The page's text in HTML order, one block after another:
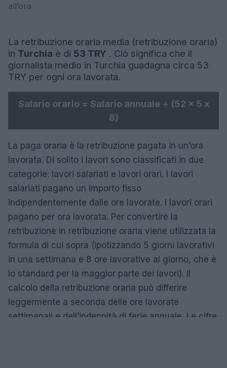
all’ora
La retribuzione oraria media (retribuzione oraria)
in Turchia è di 53 TRY . Ciò significa che il
giornalista medio in Turchia guadagna circa 53
TRY per ogni ora lavorata.
Salario orario = Salario annuale ÷ (52 x 5 x
8)
La paga oraria è la retribuzione pagata in un’ora
lavorata. Di solito i lavori sono classificati in due
categorie: lavori salariati e lavori orari. I lavori
salariati pagano un importo fisso
indipendentemente dalle ore lavorate. I lavori orari
pagano per ora lavorata. Per convertire la
retribuzione in retribuzione oraria viene utilizzata la
formula di cui sopra (ipotizzando 5 giorni lavorativi
in ​​una settimana e 8 ore lavorative al giorno, che è
lo standard per la maggior parte dei lavori). Il
calcolo della retribuzione oraria può differire
leggermente a seconda delle ore lavorate
settimanali e dell’indennità di ferie annuale. Le cifre